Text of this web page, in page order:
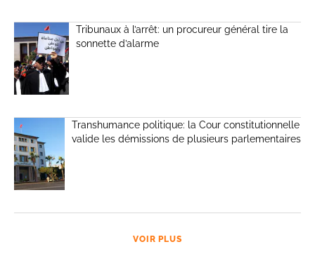
Tribunaux à l’arrêt: un procureur général tire la
sonnette d’alarme
Transhumance politique: la Cour constitutionnelle
valide les démissions de plusieurs parlementaires
VOIR PLUS